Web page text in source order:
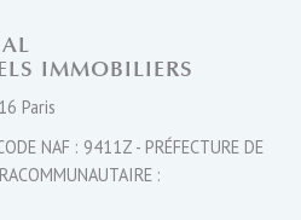
IMMOBILIERS
Paris
NAF : 9411Z - PRÉFECTURE DE
: